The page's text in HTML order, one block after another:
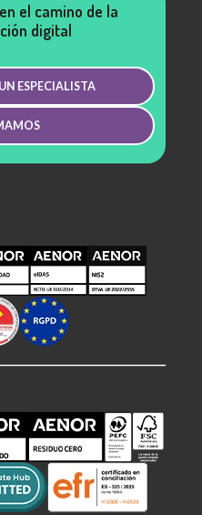
el camino de la
digital
ESPECIALISTA